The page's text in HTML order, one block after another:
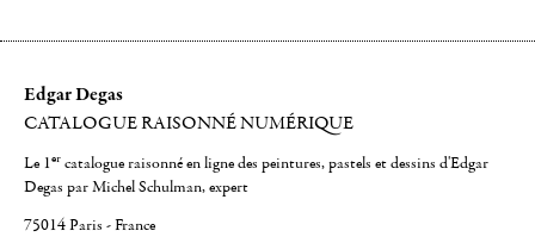
Edgar Degas
CATALOGUE RAISONNÉ NUMÉRIQUE
Le 1er catalogue raisonné en ligne des peintures, pastels et dessins d'Edgar
Degas par Michel Schulman, expert
75014 Paris - France